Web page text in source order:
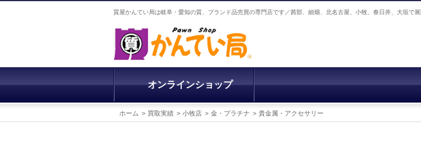
質屋かんてい局は岐阜・愛知の質、ブランド品売買の専門店です／茜部、細畑、北名古屋、小牧、春日井、大垣で展
オンラインショップ
ホーム 買取実績 小牧店 金・プラチナ 貴金属・アクセサリー